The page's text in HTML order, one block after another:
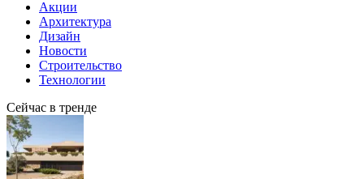
Акции
Архитектура
Дизайн
Новости
Строительство
Технологии
Сейчас в тренде